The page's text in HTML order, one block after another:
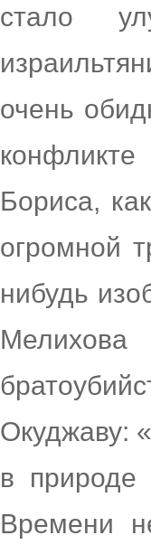
стало
очень
Бориса,
огромной
нибудь
Окуджаву:
в природе
Времени